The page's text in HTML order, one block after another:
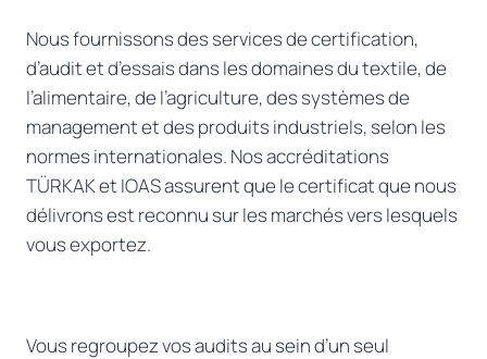
Nous fournissons des services de certification,
d’audit et d’essais dans les domaines du textile, de
l’alimentaire, de l’agriculture, des systèmes de
management et des produits industriels, selon les
normes internationales. Nos accréditations
TÜRKAK et IOAS assurent que le certificat que nous
délivrons est reconnu sur les marchés vers lesquels
vous exportez.
Vous regroupez vos audits au sein d’un seul